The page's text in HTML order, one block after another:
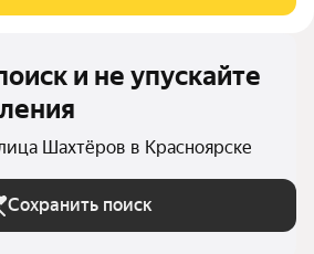
и не упускайте
Шахтёров в Красноярске
Сохранить поиск